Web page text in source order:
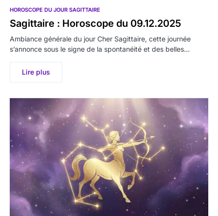
HOROSCOPE DU JOUR SAGITTAIRE
Sagittaire : Horoscope du 09.12.2025
Ambiance générale du jour Cher Sagittaire, cette journée
s’annonce sous le signe de la spontanéité et des belles…
Lire plus